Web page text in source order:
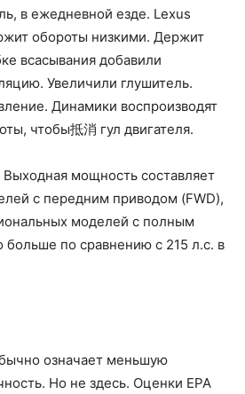
в ежедневной езде. Lexus
обороты низкими. Держит
всасывания добавили
Увеличили глушитель.
Динамики воспроизводят
чтобы抵消 гул двигателя.
мощность составляет
с передним приводом (FWD),
моделей с полным
больше по сравнению с 215 л.с. в
означает меньшую
Но не здесь. Оценки EPA